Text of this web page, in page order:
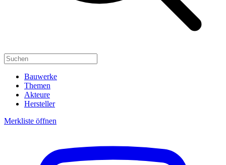
Bauwerke
Themen
Akteure
Hersteller
Merkliste öffnen